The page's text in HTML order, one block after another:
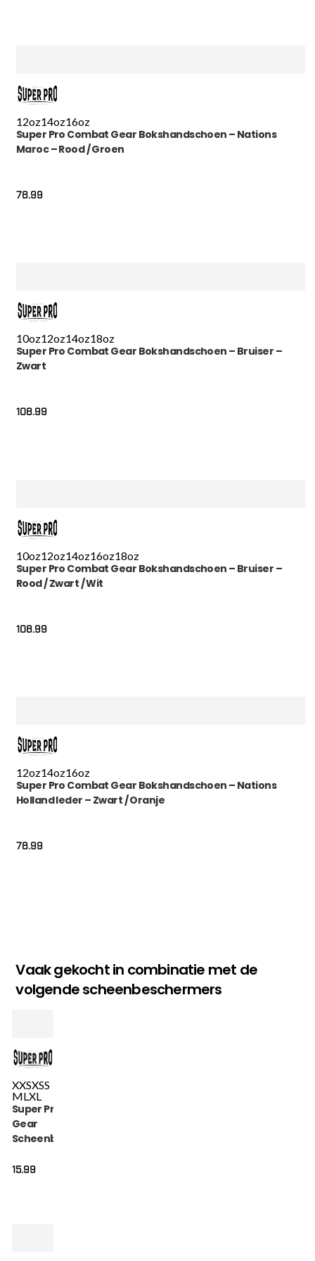
12oz14oz16oz
Super Pro Combat Gear Bokshandschoen – Nations
Maroc – Rood / Groen
78.99
10oz12oz14oz18oz
Super Pro Combat Gear Bokshandschoen – Bruiser –
Zwart
108.99
10oz12oz14oz16oz18oz
Super Pro Combat Gear Bokshandschoen – Bruiser –
Rood / Zwart / Wit
108.99
12oz14oz16oz
Super Pro Combat Gear Bokshandschoen – Nations
Holland leder – Zwart / Oranje
78.99
Vaak gekocht in combinatie met de
volgende scheenbeschermers
XXSXSS
MLXL
Super Pro Combat
Gear
Scheenbeschermer
Wit
15.99